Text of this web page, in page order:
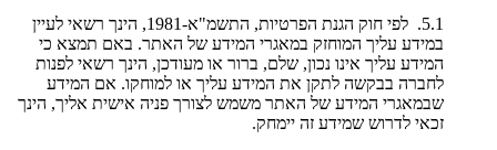
5.1. לפי חוק הגנת הפרטיות, התשמ"א-1981, הינך רשאי לעיין
במידע עליך המוחזק במאגרי המידע של האתר. באם תמצא כי
המידע עליך אינו נכון, שלם, ברור או מעודכן, הינך רשאי לפנות
לחברה בבקשה לתקן את המידע עליך או למוחקו. אם המידע
שבמאגרי המידע של האתר משמש לצורך פניה אישית אליך, הינך
זכאי לדרוש שמידע זה יימחק.